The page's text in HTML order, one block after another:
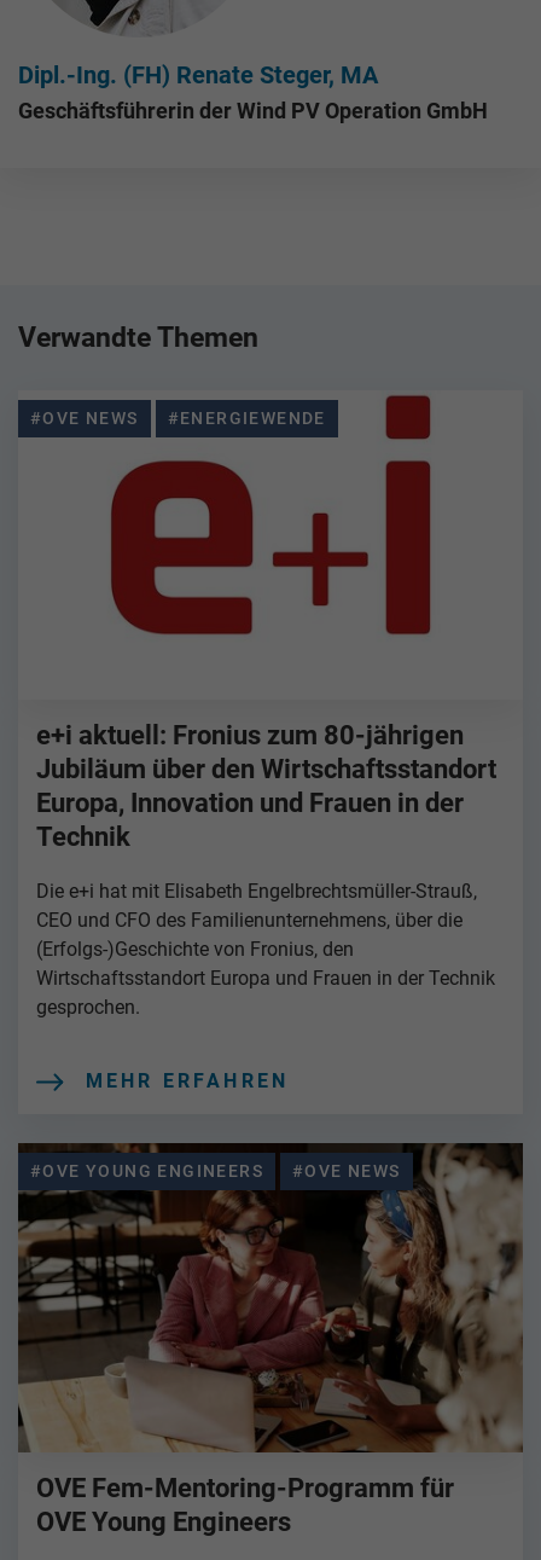
Dipl.-Ing. (FH) Renate Steger, MA
Geschäftsführerin der Wind PV Operation GmbH
Verwandte Themen
#OVE NEWS #ENERGIEWENDE
e+i aktuell: Fronius zum 80-jährigen
Jubiläum über den Wirtschaftsstandort
Europa, Innovation und Frauen in der
Technik
Die e+i hat mit Elisabeth Engelbrechtsmüller-Strauß,
CEO und CFO des Familienunternehmens, über die
(Erfolgs-)Geschichte von Fronius, den
Wirtschaftsstandort Europa und Frauen in der Technik
gesprochen.
MEHR ERFAHREN
#OVE YOUNG ENGINEERS #OVE NEWS
OVE Fem-Mentoring-Programm für
OVE Young Engineers